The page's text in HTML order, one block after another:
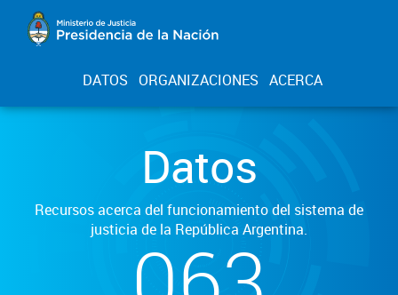
DATOS ORGANIZACIONES ACERCA
Datos
Recursos acerca del funcionamiento del sistema de
justicia de la República Argentina.